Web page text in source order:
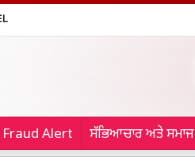
Fraud Alert ਸੱਭਿਆਚਾਰ ਅਤੇ ਸਮਾਜ